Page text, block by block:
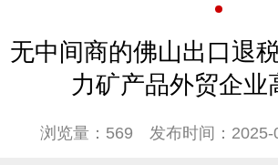
无中间商的佛山出口退
力矿产品外贸企业
浏览量：569 发布时间：